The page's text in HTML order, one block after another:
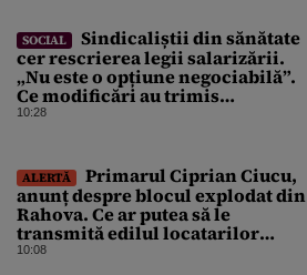
SOCIAL
Sindicaliștii din sănătate
cer rescrierea legii salarizării.
„Nu este o opțiune negociabilă”.
Ce modificări au trimis
Guvernului Bolojan
10:28
ALERTĂ
Primarul Ciprian Ciucu,
anunț despre blocul explodat din
Rahova. Ce ar putea să le
transmită edilul locatarilor
rămași pe drumuri
10:08